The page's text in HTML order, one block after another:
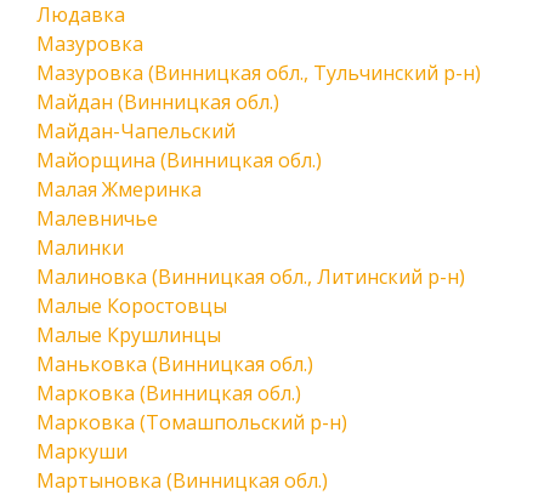
Людавка
Мазуровка
Мазуровка (Винницкая обл., Тульчинский р-н)
Майдан (Винницкая обл.)
Майдан-Чапельский
Майорщина (Винницкая обл.)
Малая Жмеринка
Малевничье
Малинки
Малиновка (Винницкая обл., Литинский р-н)
Малые Коростовцы
Малые Крушлинцы
Маньковка (Винницкая обл.)
Марковка (Винницкая обл.)
Марковка (Томашпольский р-н)
Маркуши
Мартыновка (Винницкая обл.)